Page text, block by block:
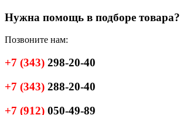
Нужна помощь в подборе товара?
Позвоните нам:
+7 (343) 298-20-40
+7 (343) 288-20-40
+7 (912) 050-49-89